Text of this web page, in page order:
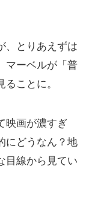
、とりあえずは
マーベルが「普
ことに。
映画が濃すぎ
にどうなん？地
目線から見てい